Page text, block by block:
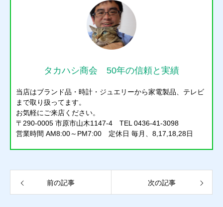
タカハシ商会 50年の信頼と実績
当店はブランド品・時計・ジュエリーから家電製品、テレビ
まで取り扱ってます。
お気軽にご来店ください。
〒290-0005 市原市山木1147-4 TEL 0436-41-3098
営業時間 AM8:00～PM7:00 定休日 毎月、8,17,18,28日
前の記事 次の記事